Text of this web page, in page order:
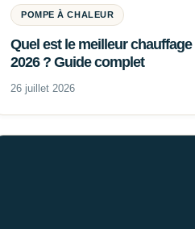
POMPE À CHALEUR
Quel est le meilleur chauffage
2026 ? Guide complet
26 juillet 2026